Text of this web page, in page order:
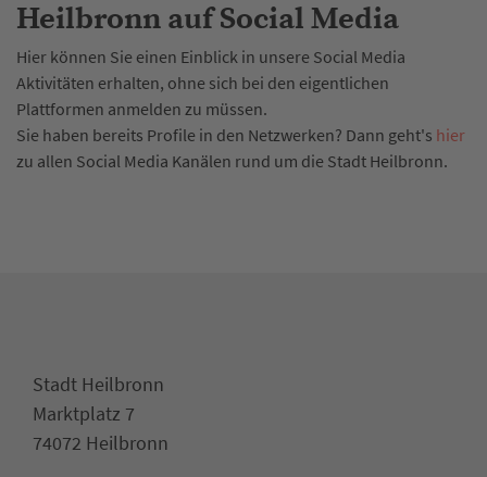
Heilbronn auf Social Media
Hier können Sie einen Einblick in unsere Social Media
Aktivitäten erhalten, ohne sich bei den eigentlichen
Plattformen anmelden zu müssen.
Sie haben bereits Profile in den Netzwerken? Dann geht's hier
zu allen Social Media Kanälen rund um die Stadt Heilbronn.
Stadt Heilbronn
Marktplatz 7
74072 Heilbronn